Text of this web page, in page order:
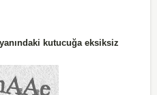
kutucuğa eksiksiz